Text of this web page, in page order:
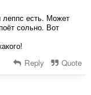
есть. Может
сольно. Вот
Reply Quote